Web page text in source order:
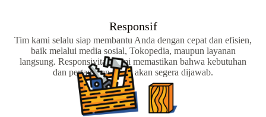
Responsif
Tim kami selalu siap membantu Anda dengan cepat dan efisien,
baik melalui media sosial, Tokopedia, maupun layanan
langsung. Responsivitas kami memastikan bahwa kebutuhan
dan pertanyaan Anda akan segera dijawab.